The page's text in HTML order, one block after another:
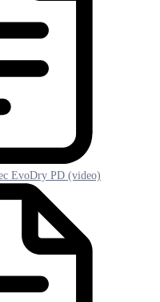
EvoDry PD (video)